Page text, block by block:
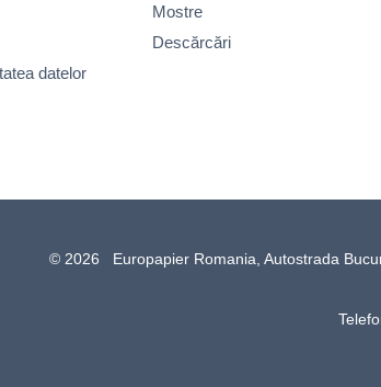
datelor
Mostre
Descărcări
© 2026 Europapier Romania, Autostrada